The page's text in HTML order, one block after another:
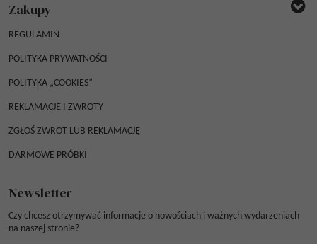
Zakupy
REGULAMIN
POLITYKA PRYWATNOŚCI
POLITYKA „COOKIES”
REKLAMACJE I ZWROTY
ZGŁOŚ ZWROT LUB REKLAMACJĘ
DARMOWE PRÓBKI
Newsletter
Czy chcesz otrzymywać informacje o nowościach i ważnych wydarzeniach
na naszej stronie?